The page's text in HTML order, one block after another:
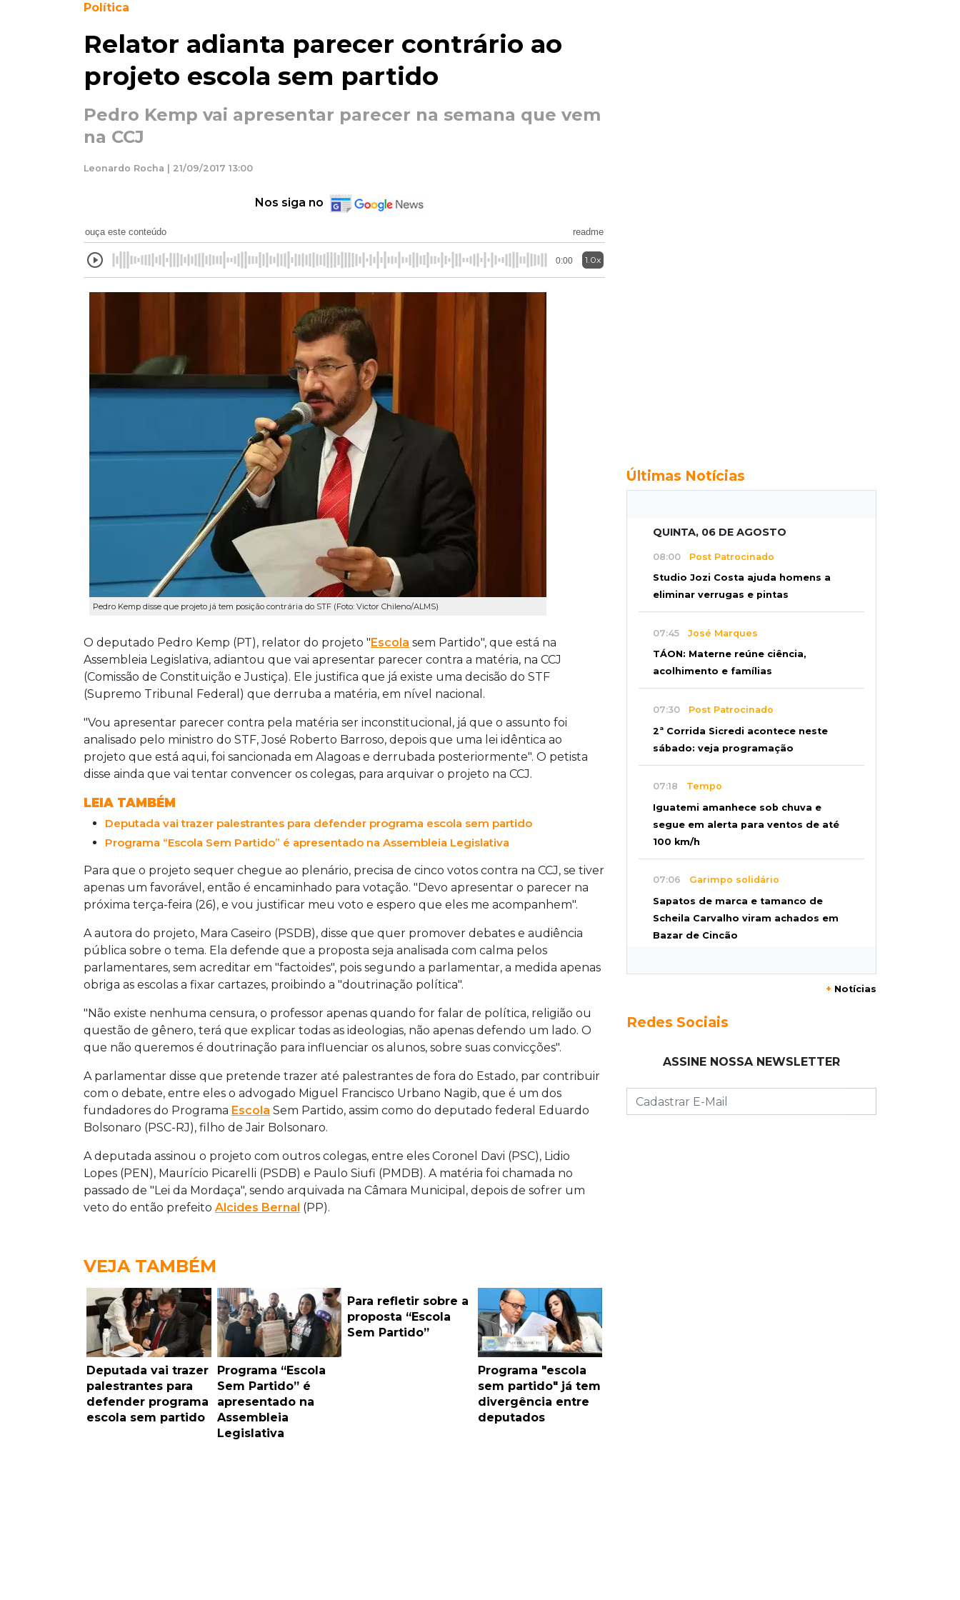
Política
Relator adianta parecer contrário ao
projeto escola sem partido
Pedro Kemp vai apresentar parecer na semana que vem
na CCJ
Leonardo Rocha | 21/09/2017 13:00
Nos siga no
ouça este conteúdo readme
0:00 1.0x
Pedro Kemp disse que projeto já tem posição contrária do STF (Foto: Victor Chileno/ALMS)
O deputado Pedro Kemp (PT), relator do projeto "Escola sem Partido", que está na
Assembleia Legislativa, adiantou que vai apresentar parecer contra a matéria, na CCJ
(Comissão de Constituição e Justiça). Ele justifica que já existe uma decisão do STF
(Supremo Tribunal Federal) que derruba a matéria, em nível nacional.
"Vou apresentar parecer contra pela matéria ser inconstitucional, já que o assunto foi
analisado pelo ministro do STF, José Roberto Barroso, depois que uma lei idêntica ao
projeto que está aqui, foi sancionada em Alagoas e derrubada posteriormente". O petista
disse ainda que vai tentar convencer os colegas, para arquivar o projeto na CCJ.
LEIA TAMBÉM
Deputada vai trazer palestrantes para defender programa escola sem partido
Programa “Escola Sem Partido” é apresentado na Assembleia Legislativa
Para que o projeto sequer chegue ao plenário, precisa de cinco votos contra na CCJ, se tiver
apenas um favorável, então é encaminhado para votação. "Devo apresentar o parecer na
próxima terça-feira (26), e vou justificar meu voto e espero que eles me acompanhem".
A autora do projeto, Mara Caseiro (PSDB), disse que quer promover debates e audiência
pública sobre o tema. Ela defende que a proposta seja analisada com calma pelos
parlamentares, sem acreditar em "factoides", pois segundo a parlamentar, a medida apenas
obriga as escolas a fixar cartazes, proibindo a "doutrinação política".
"Não existe nenhuma censura, o professor apenas quando for falar de política, religião ou
questão de gênero, terá que explicar todas as ideologias, não apenas defendo um lado. O
que não queremos é doutrinação para influenciar os alunos, sobre suas convicções".
A parlamentar disse que pretende trazer até palestrantes de fora do Estado, par contribuir
com o debate, entre eles o advogado Miguel Francisco Urbano Nagib, que é um dos
fundadores do Programa Escola Sem Partido, assim como do deputado federal Eduardo
Bolsonaro (PSC-RJ), filho de Jair Bolsonaro.
A deputada assinou o projeto com outros colegas, entre eles Coronel Davi (PSC), Lidio
Lopes (PEN), Maurício Picarelli (PSDB) e Paulo Siufi (PMDB). A matéria foi chamada no
passado de "Lei da Mordaça", sendo arquivada na Câmara Municipal, depois de sofrer um
veto do então prefeito Alcides Bernal (PP).
VEJA TAMBÉM
Deputada vai trazer
palestrantes para
defender programa
escola sem partido
Programa “Escola
Sem Partido” é
apresentado na
Assembleia
Legislativa
Para refletir sobre a
proposta “Escola
Sem Partido”
Programa "escola
sem partido" já tem
divergência entre
deputados
Últimas Notícias
QUINTA, 06 DE AGOSTO
08:00 Post Patrocinado
Studio Jozi Costa ajuda homens a
eliminar verrugas e pintas
07:45 José Marques
TÁON: Materne reúne ciência,
acolhimento e famílias
07:30 Post Patrocinado
2ª Corrida Sicredi acontece neste
sábado: veja programação
07:18 Tempo
Iguatemi amanhece sob chuva e
segue em alerta para ventos de até
100 km/h
07:06 Garimpo solidário
Sapatos de marca e tamanco de
Scheila Carvalho viram achados em
Bazar de Cincão
07:05De improviso à tradição
MS e abre espaço para mulheres
+ Notícias
Redes Sociais
ASSINE NOSSA NEWSLETTER